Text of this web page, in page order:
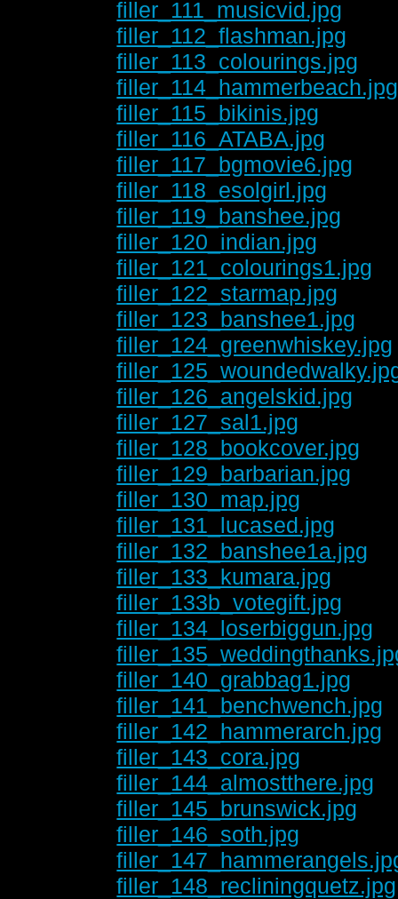
filler_111_musicvid.jpg
filler_112_flashman.jpg
filler_113_colourings.jpg
filler_114_hammerbeach.jpg
filler_115_bikinis.jpg
filler_116_ATABA.jpg
filler_117_bgmovie6.jpg
filler_118_esolgirl.jpg
filler_119_banshee.jpg
filler_120_indian.jpg
filler_121_colourings1.jpg
filler_122_starmap.jpg
filler_123_banshee1.jpg
filler_124_greenwhiskey.jpg
filler_126_angelskid.jpg
filler_127_sal1.jpg
filler_128_bookcover.jpg
filler_129_barbarian.jpg
filler_130_map.jpg
filler_131_lucased.jpg
filler_132_banshee1a.jpg
filler_133_kumara.jpg
filler_133b_votegift.jpg
filler_134_loserbiggun.jpg
filler_140_grabbag1.jpg
filler_141_benchwench.jpg
filler_142_hammerarch.jpg
filler_143_cora.jpg
filler_144_almostthere.jpg
filler_145_brunswick.jpg
filler_146_soth.jpg
filler_148_recliningquetz.jpg